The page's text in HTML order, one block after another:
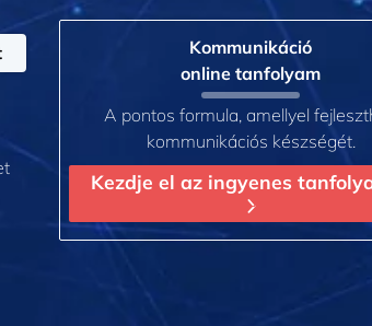
Kommunikáció
online tanfolyam
A pontos formula, amellyel
kommunikációs készségét.
Kezdje el az ingyenes